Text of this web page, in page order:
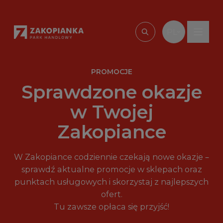
Wpisz, czego
PROMOCJE
Sprawdzone okazje
w Twojej
Zakopiance
W Zakopiance codziennie czekają nowe okazje –
sprawdź aktualne promocje w sklepach oraz
punktach usługowych i skorzystaj z najlepszych
ofert.
Tu zawsze opłaca się przyjść!